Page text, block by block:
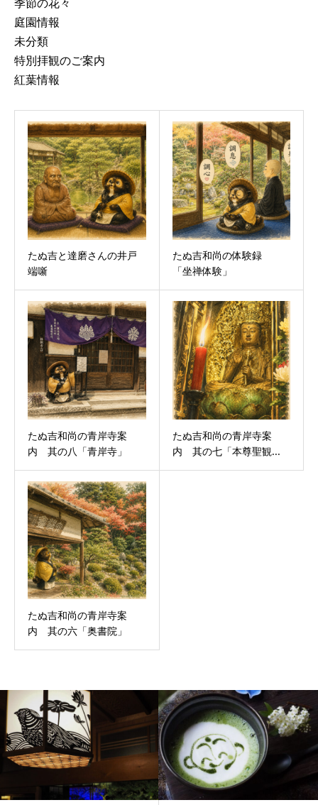
庭園情報
未分類
特別拝観のご案内
紅葉情報
たぬ吉と達磨さんの井戸
端噺
たぬ吉和尚の体験録
「坐禅体験」
たぬ吉和尚の青岸寺案
内 其の八「青岸寺」
たぬ吉和尚の青岸寺案
内 其の七「本尊聖観...
たぬ吉和尚の青岸寺案
内 其の六「奥書院」